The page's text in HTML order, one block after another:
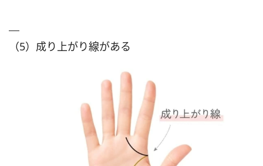
（5）成り上がり線がある